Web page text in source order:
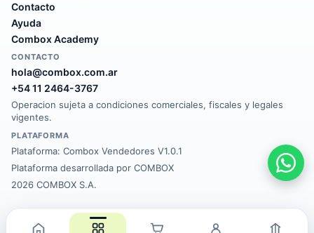
Contacto
Ayuda
Combox Academy
CONTACTO
hola@combox.com.ar
+54 11 2464-3767
Operacion sujeta a condiciones comerciales, fiscales y legales
vigentes.
PLATAFORMA
Plataforma: Combox Vendedores V1.0.1
Plataforma desarrollada por COMBOX
2026 COMBOX S.A.